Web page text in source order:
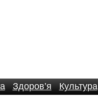
Здоров’я Культура